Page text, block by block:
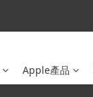
Apple產品